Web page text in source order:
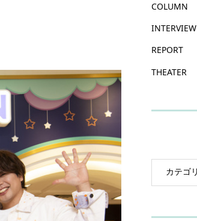
COLUMN
INTERVIEW
REPORT
THEATER